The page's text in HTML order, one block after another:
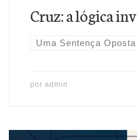
Cruz: a lógica
Uma Sentença
por admin